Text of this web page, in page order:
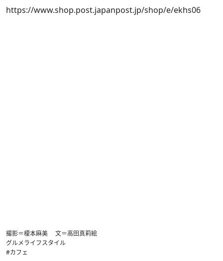
https://www.shop.post.japanpost.jp/shop/e/ekhs06
撮影＝榎本麻美 文＝高田真莉絵
グルメライフスタイル
#カフェ